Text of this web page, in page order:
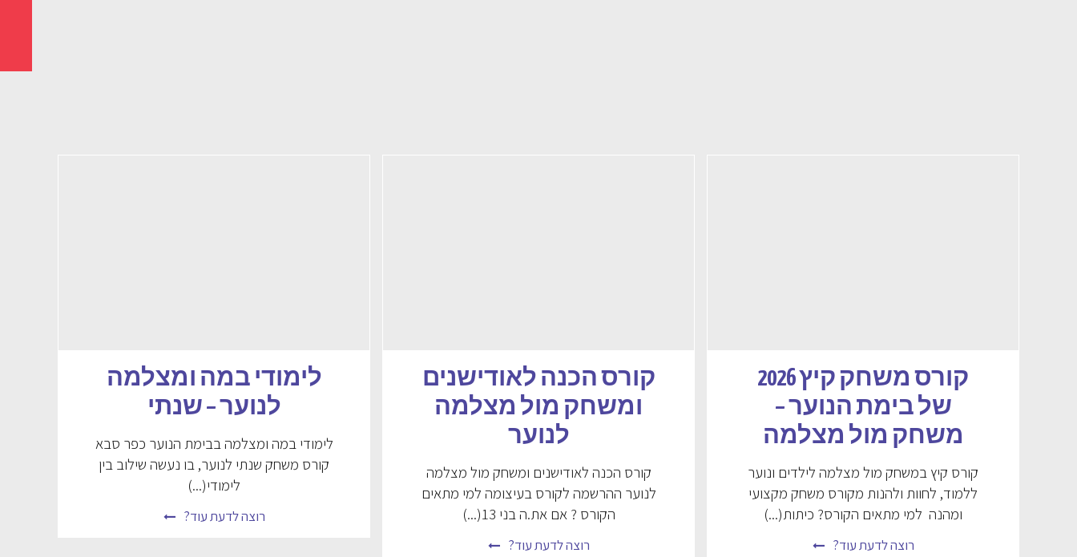
קורס משחק קיץ 2026
של בימת הנוער –
משחק מול מצלמה
קורס קיץ במשחק מול מצלמה לילדים ונוער
ללמוד, לחוות ולהנות מקורס משחק מקצועי
ומהנה למי מתאים הקורס? כיתות(...)
רוצה לדעת עוד?
קורס הכנה לאודישנים
ומשחק מול מצלמה
לנוער
קורס הכנה לאודישנים ומשחק מול מצלמה
לנוער ההרשמה לקורס בעיצומה למי מתאים
הקורס ? אם את.ה בני 13(...)
רוצה לדעת עוד?
לימודי במה ומצלמה
לנוער – שנתי
לימודי במה ומצלמה בבימת הנוער כפר סבא
קורס משחק שנתי לנוער, בו נעשה שילוב בין
לימודי(...)
רוצה לדעת עוד?